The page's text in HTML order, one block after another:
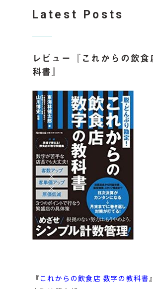
Latest Posts
レビュー『これからの飲食
科書』
『これからの飲食店 数字の教科書